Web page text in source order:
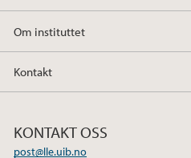
Om instituttet
Kontakt
KONTAKT OSS
post@lle.uib.no